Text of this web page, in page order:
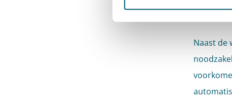
Naast de